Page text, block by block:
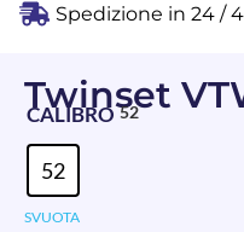
Spedizione in 24 /
Twinset
CALIBRO 52
52
SVUOTA